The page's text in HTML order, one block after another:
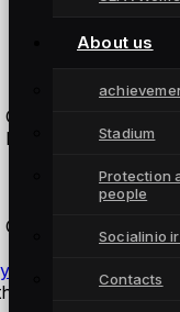
About us
Stadium
Protection
people
Socialinio
Contacts
Hegelmann
training coach